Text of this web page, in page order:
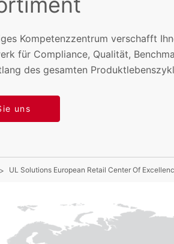
Kompetenzzentrum verschafft
für Compliance, Qualität,
des gesamten
uns